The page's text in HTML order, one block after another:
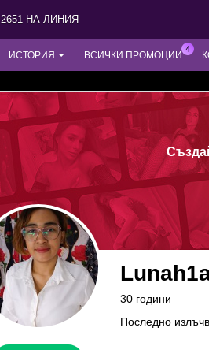
2651 НА ЛИНИЯ
ИСТОРИЯ ВСИЧКИ ПРОМОЦИИ
30 години
Последно